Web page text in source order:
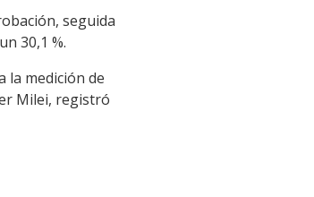
seguida
30,1 %.
la medición de
Milei, registró